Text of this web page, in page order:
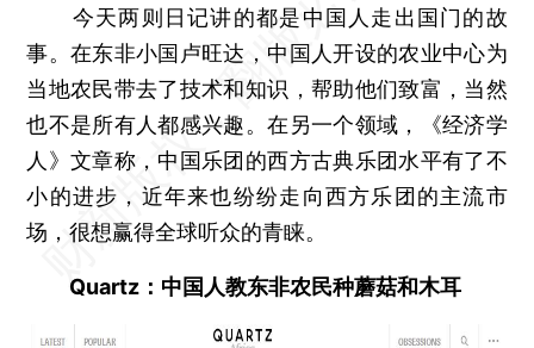
今天两则日记讲的都是中国人走出国门的故
事。在东非小国卢旺达，中国人开设的农业中心为
当地农民带去了技术和知识，帮助他们致富，当然
也不是所有人都感兴趣。在另一个领域，《经济学
人》文章称，中国乐团的西方古典乐团水平有了不
小的进步，近年来也纷纷走向西方乐团的主流市
场，很想赢得全球听众的青睐。
Quartz：中国人教东非农民种蘑菇和木耳